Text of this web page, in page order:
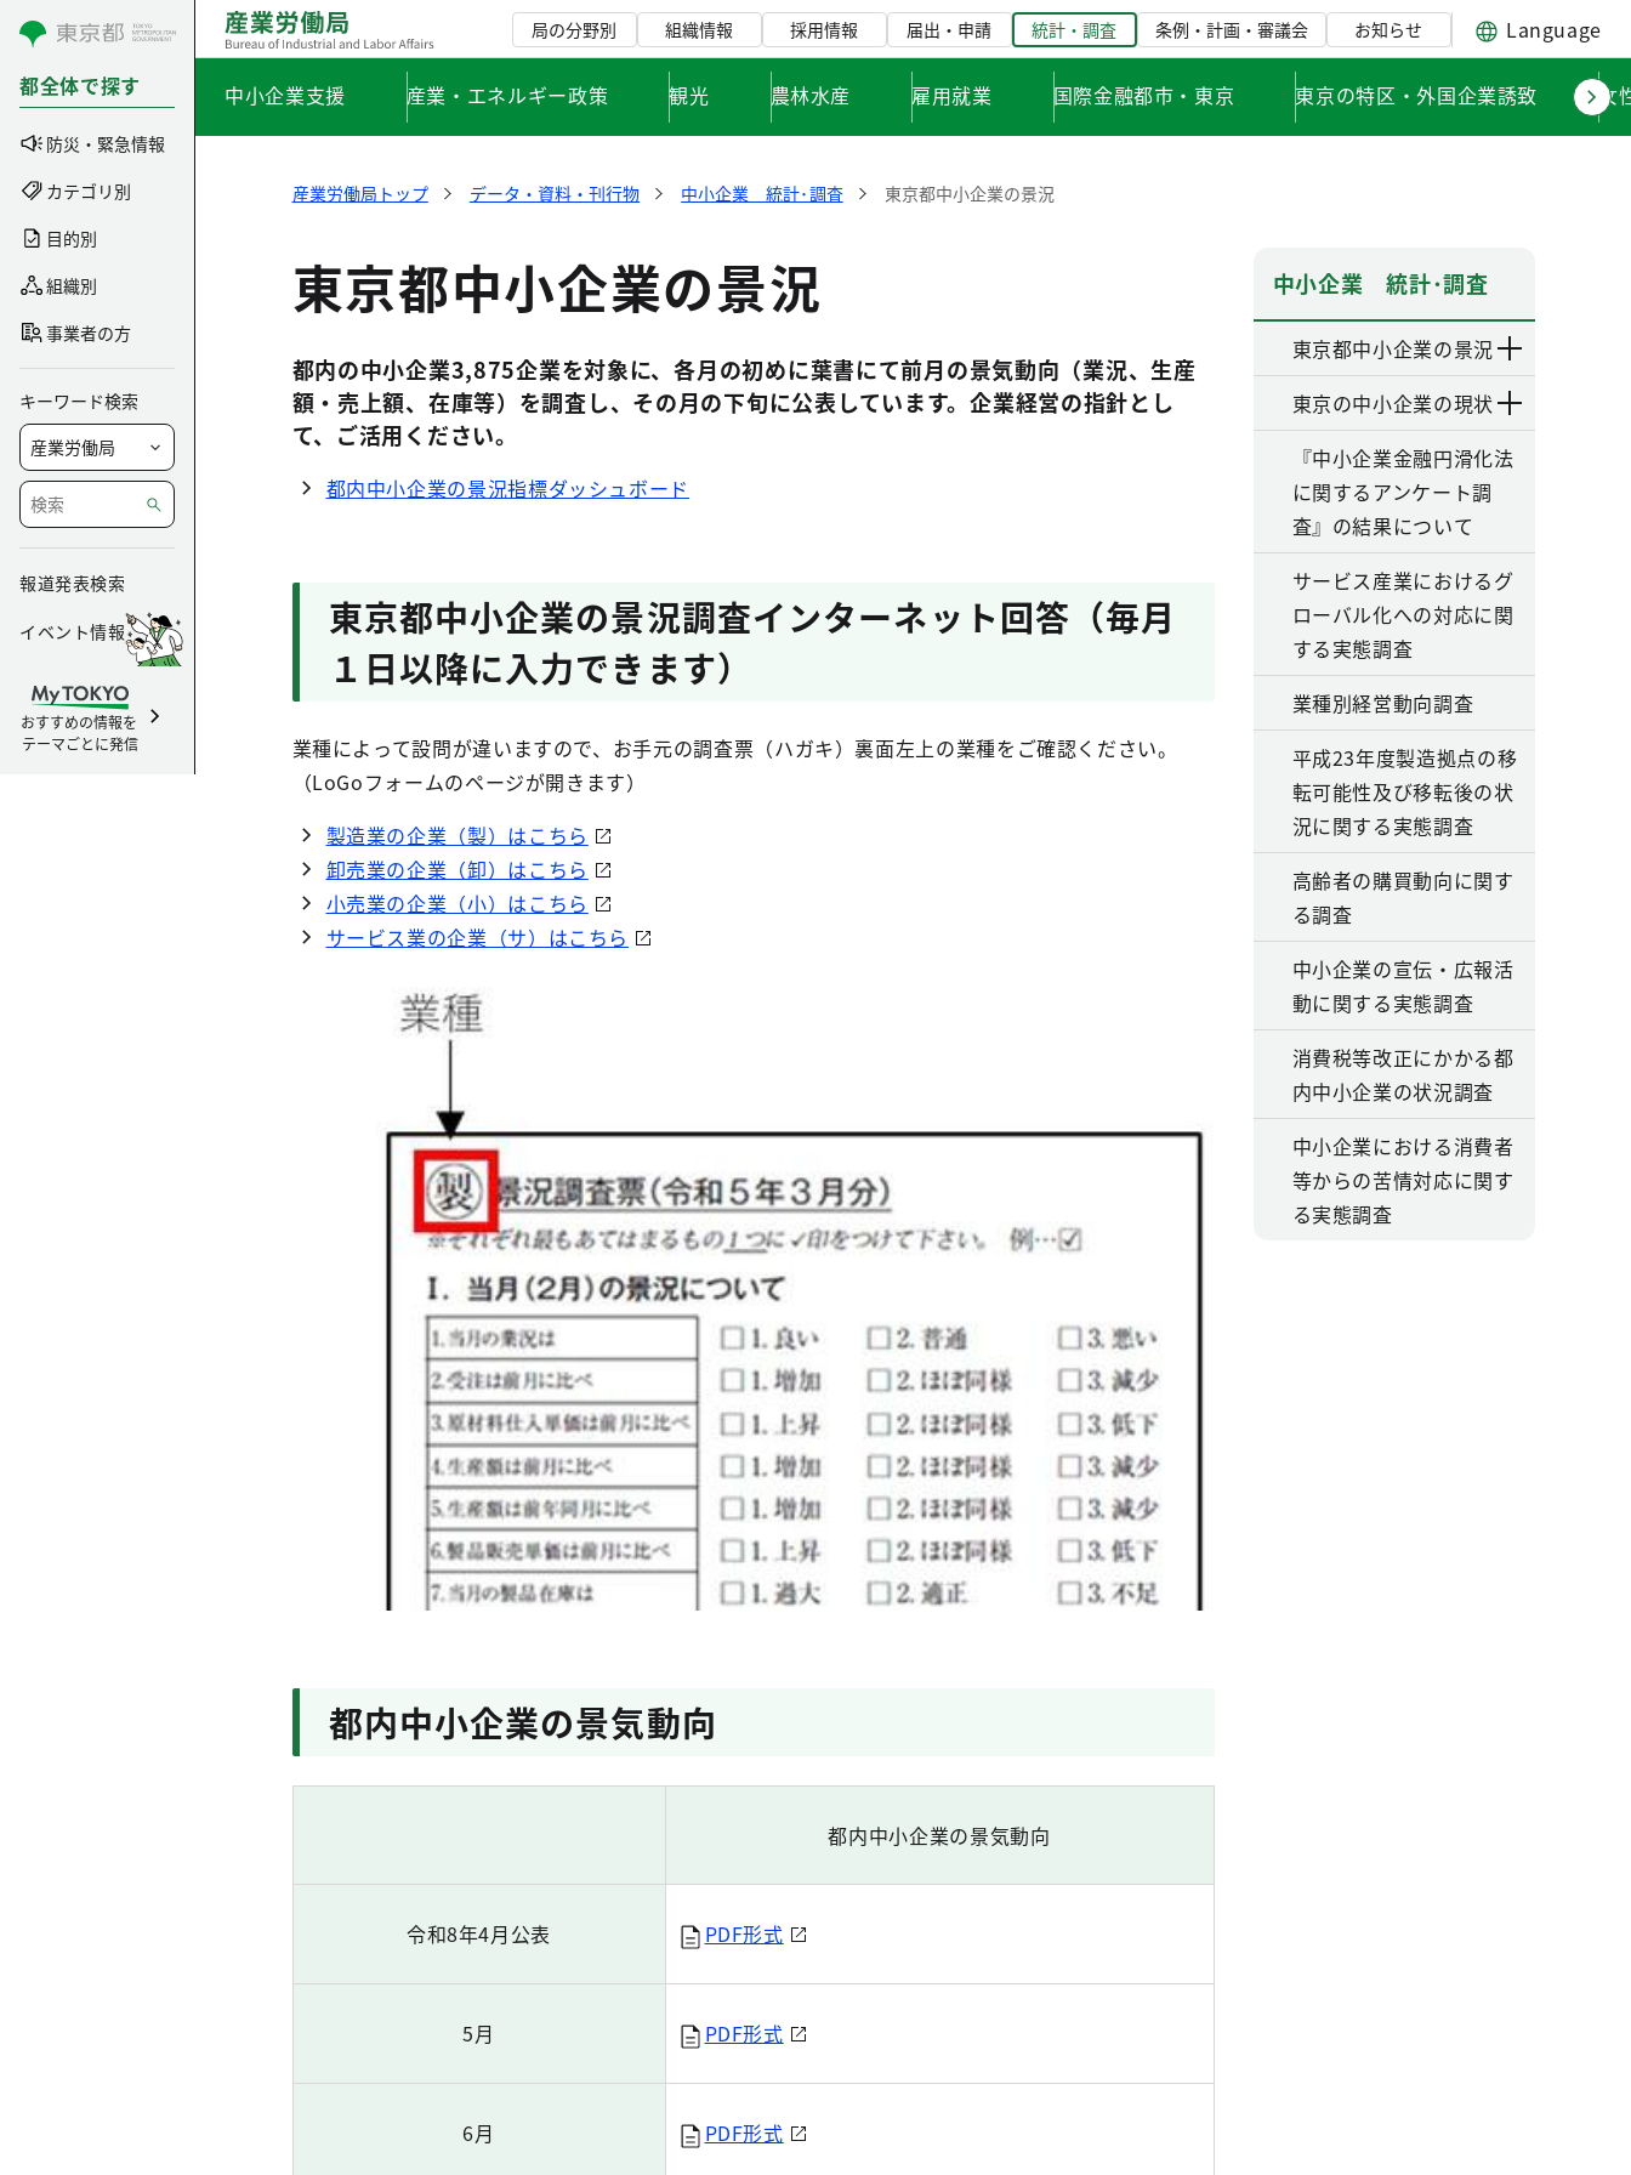
コンテンツにスキップ
都全体で探す
防災・緊急情報
カテゴリ別
目的別
組織別
事業者の方
キーワード検索
報道発表検索
イベント情報
おすすめの情報を
テーマごとに発信
局の分野別 組織情報 採用情報 届出・申請 統計・調査 条例・計画・審議会 お知らせ Language
中小企業支援 産業・エネルギー政策 観光 農林水産 雇用就業 国際金融都市・東京 東京の特区・外国企業誘致 女
産業労働局トップ データ・資料・刊行物 中小企業 統計･調査 東京都中小企業の景況
東京都中小企業の景況
都内の中小企業3,875企業を対象に、各月の初めに葉書にて前月の景気動向（業況、生産
額・売上額、在庫等）を調査し、その月の下旬に公表しています。企業経営の指針とし
て、ご活用ください。
都内中小企業の景況指標ダッシュボード
東京都中小企業の景況調査インターネット回答（毎月
１日以降に入力できます）
業種によって設問が違いますので、お手元の調査票（ハガキ）裏面左上の業種をご確認ください。
（LoGoフォームのページが開きます）
製造業の企業（製）はこちら
卸売業の企業（卸）はこちら
小売業の企業（小）はこちら
サービス業の企業（サ）はこちら
都内中小企業の景気動向
都内中小企業の景気動向
令和8年4月公表 PDF形式
5月 PDF形式
6月 PDF形式
中小企業 統計･調査
東京都中小企業の景況
東京の中小企業の現状
『中小企業金融円滑化法
に関するアンケート調
査』の結果について
サービス産業におけるグ
ローバル化への対応に関
する実態調査
業種別経営動向調査
平成23年度製造拠点の移
転可能性及び移転後の状
況に関する実態調査
高齢者の購買動向に関す
る調査
中小企業の宣伝・広報活
動に関する実態調査
消費税等改正にかかる都
内中小企業の状況調査
中小企業における消費者
等からの苦情対応に関す
る実態調査